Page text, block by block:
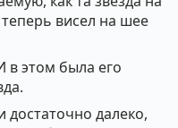
висел на шее
в этом была его
достаточно далеко,